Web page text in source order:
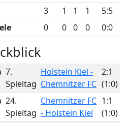
3 1 1 1
5:5
0 0 0 0 0:0
7.
Spieltag
Holstein Kiel -
Chemnitzer FC
2:1
(1:0)
24.
Spieltag
Chemnitzer FC
- Holstein Kiel
1:1
(1:0)